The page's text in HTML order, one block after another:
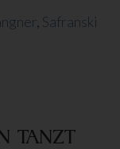
, Safranski
TANZT